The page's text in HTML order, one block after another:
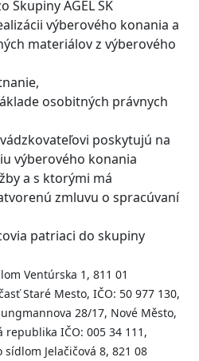
Skupiny AGEL SK
výberového konania a
materiálov z výberového
osobitných právnych
poskytujú na
výberového konania
a s ktorými má
zmluvu o spracúvaní
patriaci do skupiny
Ventúrska 1, 811 01
Staré Mesto, IČO: 50 977 130,
28/17, Nové Město,
republika IČO: 005 34 111,
sídlom Jelačičová 8, 821 08